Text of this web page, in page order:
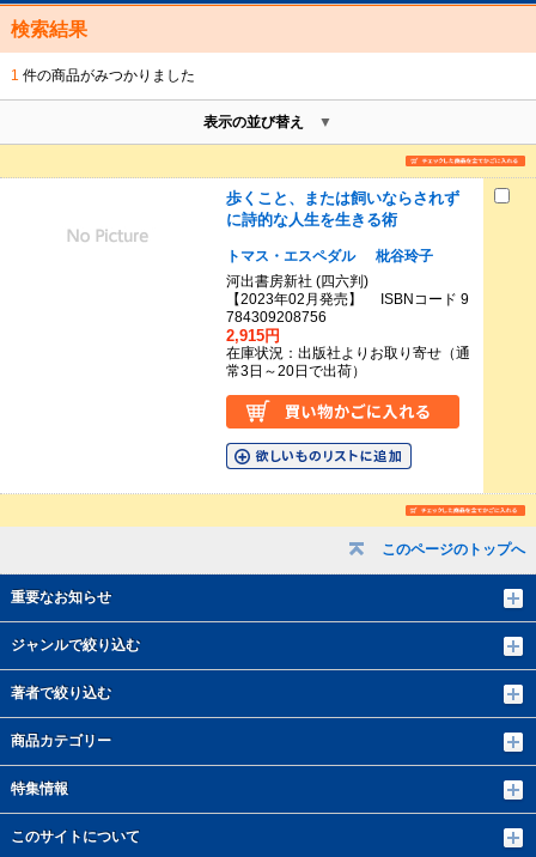
このページのトップへ
重要なお知らせ
ジャンルで絞り込む
著者で絞り込む
商品カテゴリー
特集情報
このサイトについて
検索結果
1 件の商品がみつかりました
表示の並び替え
歩くこと、または飼いならされず
に詩的な人生を生きる術
トマス・エスペダル
枇谷玲子
河出書房新社 (四六判)
【2023年02月発売】 ISBNコード 9
784309208756
2,915円
在庫状況：出版社よりお取り寄せ（通
常3日～20日で出荷）